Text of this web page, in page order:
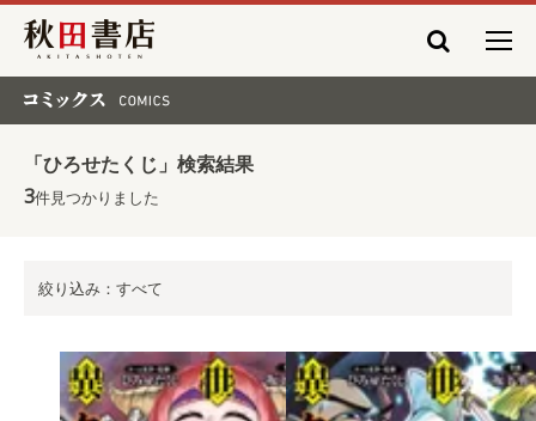
秋田書店
「ひろせたくじ」検索結果
3件見つかりました
絞り込み：すべて